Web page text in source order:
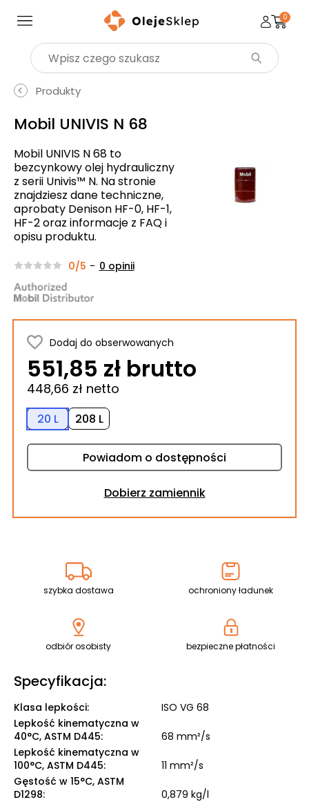
Wyszukaj produkt
0
Produkty
Mobil UNIVIS N 68
Mobil UNIVIS N 68 to
bezcynkowy olej hydrauliczny
z serii Univis™ N. Na stronie
znajdziesz dane techniczne,
aprobaty Denison HF-0, HF-1,
HF-2 oraz informacje z FAQ i
opisu produktu.
0/5 - 0 opinii
Dodaj do obserwowanych
551,85 zł brutto
448,66 zł netto
20 L 208 L
Powiadom o dostępności
Dobierz zamiennik
szybka dostawa ochroniony ładunek
odbiór osobisty bezpieczne płatności
Specyfikacja:
Klasa lepkości:
ISO VG 68
Lepkość kinematyczna w
40°C, ASTM D445:
68 mm²/s
Lepkość kinematyczna w
100°C, ASTM D445:
11 mm²/s
Gęstość w 15°C, ASTM
D1298:
0,879 kg/l